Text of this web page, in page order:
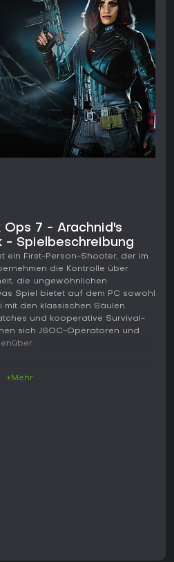
7 - Arachnid's
- Spielbeschreibung
ein First-Person-Shooter, der im
die Kontrolle über
die ungewöhnlichen
Spiel bietet auf dem PC sowohl
den klassischen Säulen
und kooperative Survival-
sich JSOC-Operatoren und
Operatoren und Waffen, die in
Umgebungen. Ein
sorgt dafür, dass Erfahrung
Bereichen zählt und neue
Kampagne lässt sich allein
dreht sich um Ermittlungen
und dauerhafte Upgrades
+Mehr